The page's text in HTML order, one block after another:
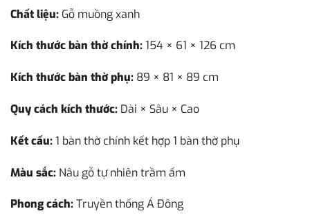
Chất liệu: Gỗ muồng xanh
Kích thước bàn thờ chính:154 × 61 × 126 cm
Kích thước bàn thờ phụ: 89 × 81 × 89 cm
Quy cách kích thước: Dài × Sâu × Cao
Kết cấu:1 bàn thờ chính kết hợp 1 bàn thờ phụ
Màu sắc: Nâu gỗ tự nhiên trầm ấm
Phong cách:Truyền thống Á Đông